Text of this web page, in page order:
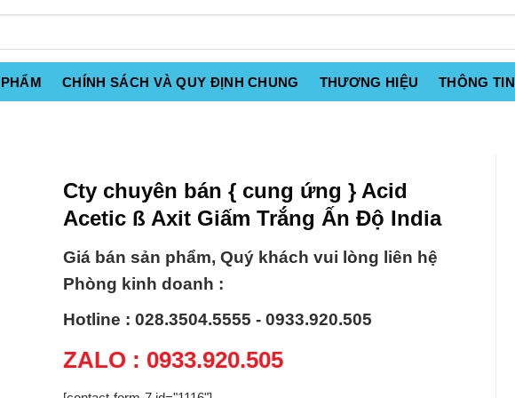
CHÍNH SÁCH VÀ QUY ĐỊNH CHUNG THƯƠNG HIỆU THÔNG TIN
Cty chuyên bán { cung ứng } Acid
Acetic ß Axit Giấm Trắng Ấn Độ India
Giá bán sản phẩm, Quý khách vui lòng liên hệ
Phòng kinh doanh :
Hotline : 028.3504.5555 - 0933.920.505
ZALO : 0933.920.505